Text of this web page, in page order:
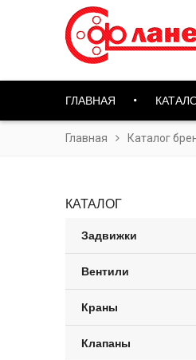
ГЛАВНАЯ
Главная Каталог
КАТАЛОГ
Задвижки
Вентили
Краны
Клапаны